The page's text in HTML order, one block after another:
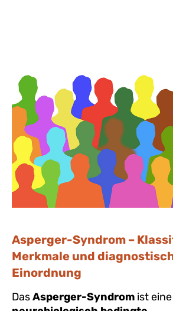
Asperger-Syndrom –
Merkmale und
Einordnung
DasAsperger-Syndrom ist eine